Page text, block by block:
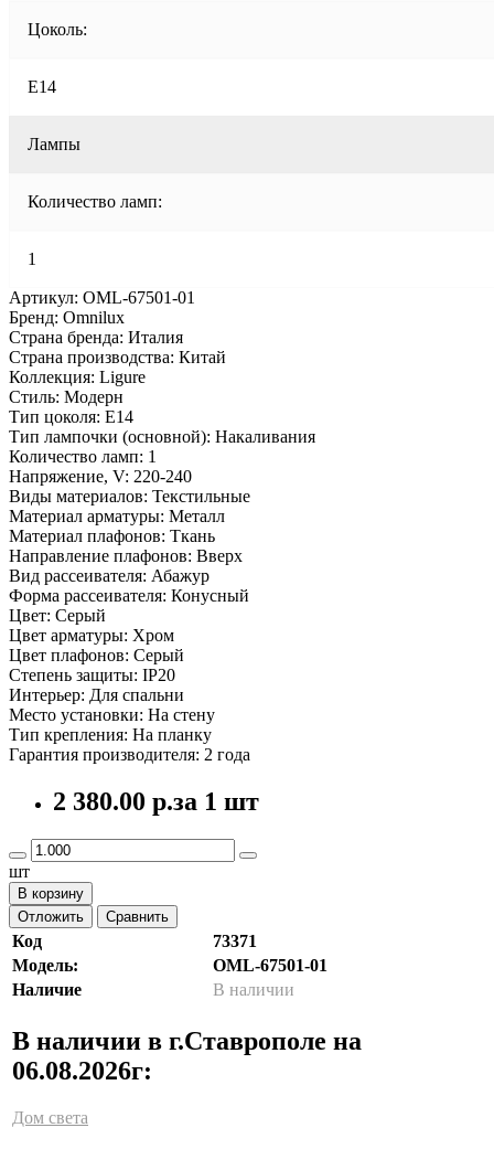
Цоколь:
E14
Лампы
Количество ламп:
1
Артикул: OML-67501-01
Бренд: Omnilux
Страна бренда: Италия
Страна производства: Китай
Коллекция: Ligure
Стиль: Модерн
Тип цоколя: E14
Тип лампочки (основной): Накаливания
Количество ламп: 1
Напряжение, V: 220-240
Виды материалов: Текстильные
Материал арматуры: Металл
Материал плафонов: Ткань
Направление плафонов: Вверх
Вид рассеивателя: Абажур
Форма рассеивателя: Конусный
Цвет: Серый
Цвет арматуры: Хром
Цвет плафонов: Серый
Степень защиты: IP20
Интерьер: Для спальни
Место установки: На стену
Тип крепления: На планку
Гарантия производителя: 2 года
2 380.00 р.за 1 шт
шт
В корзину
Отложить
Сравнить
Код
73371
Модель:
OML-67501-01
Наличие
В наличии
В наличии в г.Ставрополе на
06.08.2026г:
Дом света